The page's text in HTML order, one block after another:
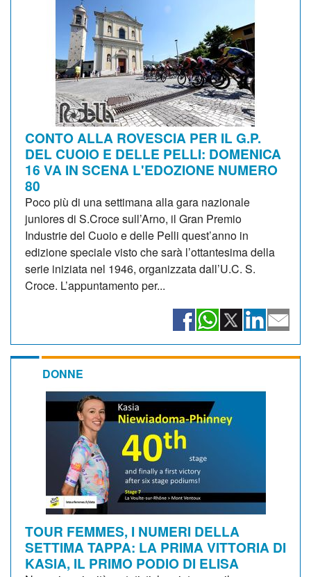
CONTO ALLA ROVESCIA PER IL G.P.
DEL CUOIO E DELLE PELLI: DOMENICA
16 VA IN SCENA L'EDOZIONE NUMERO
80
Poco più di una settimana alla gara nazionale
juniores di S.Croce sull’Arno, il Gran Premio
Industrie del Cuoio e delle Pelli quest’anno in
edizione speciale visto che sarà l’ottantesima della
serie iniziata nel 1946, organizzata dall’U.C. S.
Croce. L’appuntamento per...
DONNE
TOUR FEMMES, I NUMERI DELLA
SETTIMA TAPPA: LA PRIMA VITTORIA DI
KASIA, IL PRIMO PODIO DI ELISA